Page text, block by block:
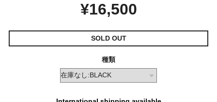
¥16,500
SOLD OUT
種類